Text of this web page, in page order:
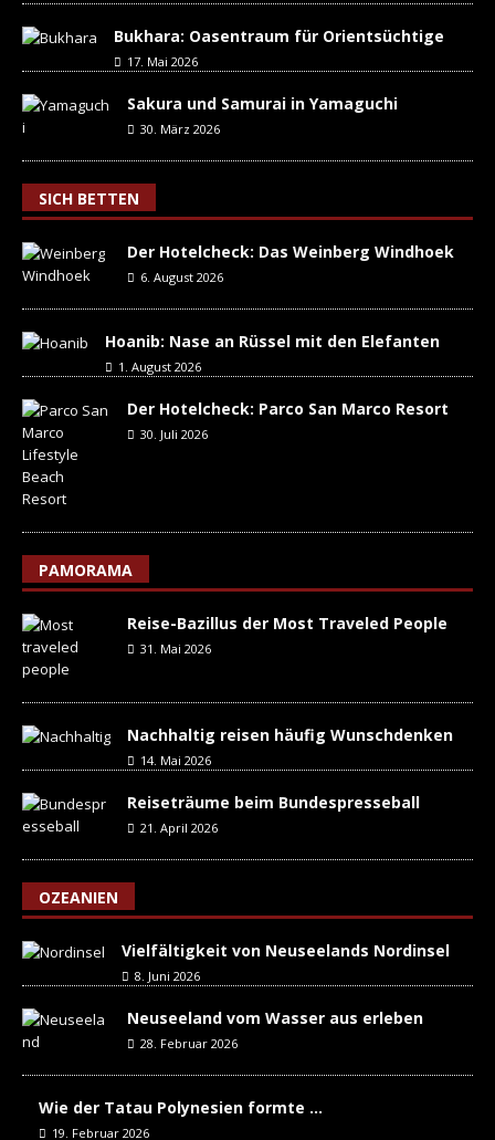
Bukhara: Oasentraum für Orientsüchtige
17. Mai 2026
Sakura und Samurai in Yamaguchi
30. März 2026
SICH BETTEN
Der Hotelcheck: Das Weinberg Windhoek
6. August 2026
Hoanib: Nase an Rüssel mit den Elefanten
1. August 2026
Der Hotelcheck: Parco San Marco Resort
30. Juli 2026
PAMORAMA
Reise-Bazillus der Most Traveled People
31. Mai 2026
Nachhaltig reisen häufig Wunschdenken
14. Mai 2026
Reiseträume beim Bundespresseball
21. April 2026
OZEANIEN
Vielfältigkeit von Neuseelands Nordinsel
8. Juni 2026
Neuseeland vom Wasser aus erleben
28. Februar 2026
Wie der Tatau Polynesien formte …
19. Februar 2026